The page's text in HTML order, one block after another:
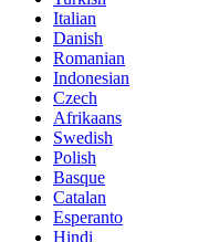
Italian
Danish
Romanian
Indonesian
Czech
Afrikaans
Swedish
Polish
Basque
Catalan
Esperanto
Hindi